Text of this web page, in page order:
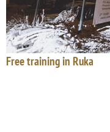
Free training in Ruka